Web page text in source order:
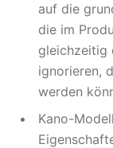
auf die
die im
gleichzeitig
ignorieren,
werden
Kano-